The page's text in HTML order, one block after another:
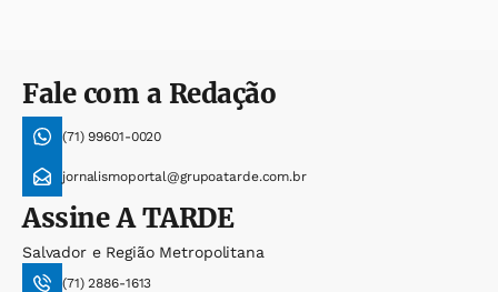
Fale com a Redação
(71) 99601-0020
jornalismoportal@grupoatarde.com.br
AssineA TARDE
Salvador e Região Metropolitana
(71) 2886-1613